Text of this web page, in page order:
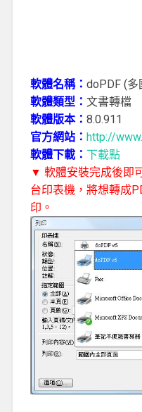
軟體名稱： doPDF (
軟體類型： 文書轉檔
軟體版本： 8.0.911
官方網站： http://
軟體下載： 下載點
▼ 軟體安裝完成後即
台印表機，將想轉成
印。